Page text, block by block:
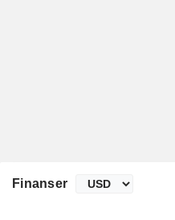
Finanser